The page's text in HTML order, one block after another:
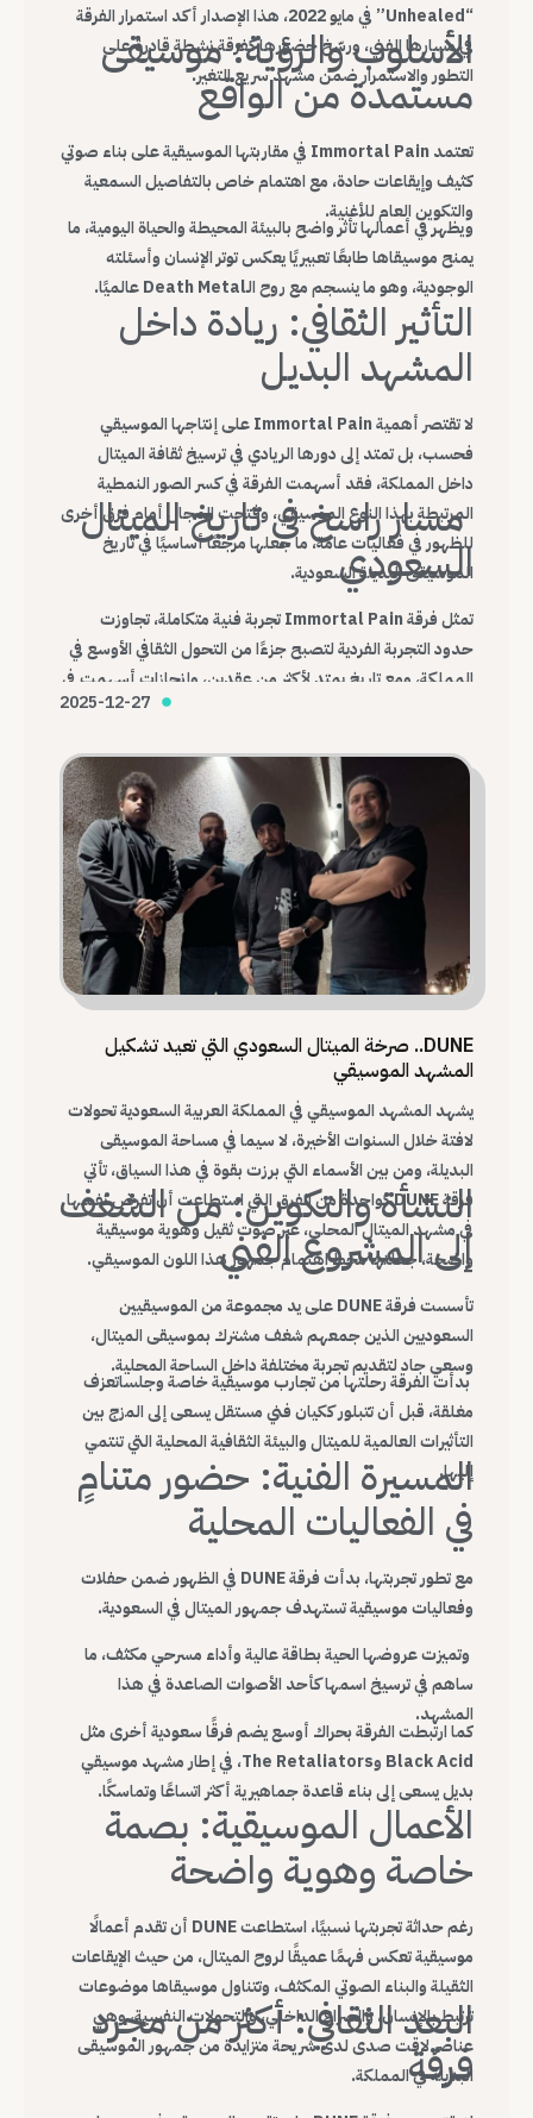
“Unhealed” في مايو 2022، هذا الإصدار أكد استمرار الفرقة
في مسارها الفني، ورسّخ حضورها كفرقة نشطة قادرة على
التطور والاستمرار ضمن مشهد سريع التغير.
الأسلوب والرؤية: موسيقى
مستمدة من الواقع
تعتمد Immortal Pain في مقاربتها الموسيقية على بناء صوتي
كثيف وإيقاعات حادة، مع اهتمام خاص بالتفاصيل السمعية
والتكوين العام للأغنية.
ويظهر في أعمالها تأثر واضح بالبيئة المحيطة والحياة اليومية، ما
يمنح موسيقاها طابعًا تعبيريًا يعكس توتر الإنسان وأسئلته
الوجودية، وهو ما ينسجم مع روح الـDeath Metal عالميًا.
التأثير الثقافي: ريادة داخل
المشهد البديل
لا تقتصر أهمية Immortal Pain على إنتاجها الموسيقي
فحسب، بل تمتد إلى دورها الريادي في ترسيخ ثقافة الميتال
داخل المملكة، فقد أسهمت الفرقة في كسر الصور النمطية
المرتبطة بهذا النوع الموسيقي، وفتحت المجال أمام فرق أخرى
للظهور في فعاليات عامة، ما جعلها مرجعًا أساسيًا في تاريخ
الموسيقى البديلة السعودية.
مسار راسخ في تاريخ الميتال
السعودي
تمثل فرقة Immortal Pain تجربة فنية متكاملة، تجاوزت
حدود التجربة الفردية لتصبح جزءًا من التحول الثقافي الأوسع في
المملكة، ومع تاريخ يمتد لأكثر من عقدين، وإنجازات أسهمت في
تغيير شكل المشهد، تظل Immortal Pain واحدة من أهم
2025-12-27
DUNE.. صرخة الميتال السعودي التي تعيد تشكيل
المشهد الموسيقي
يشهد المشهد الموسيقي في المملكة العربية السعودية تحولات
لافتة خلال السنوات الأخيرة، لا سيما في مساحة الموسيقى
البديلة، ومن بين الأسماء التي برزت بقوة في هذا السياق، تأتي
فرقة DUNE كواحدة من الفرق التي استطاعت أن تفرض نفسها
في مشهد الميتال المحلي، عبر صوت ثقيل وهوية موسيقية
واضحة، جعلتها محط اهتمام جمهور هذا اللون الموسيقي.
النشأة والتكوين: من الشغف
إلى المشروع الفني
تأسست فرقة DUNE على يد مجموعة من الموسيقيين
السعوديين الذين جمعهم شغف مشترك بموسيقى الميتال،
وسعي جاد لتقديم تجربة مختلفة داخل الساحة المحلية.
بدأت الفرقة رحلتها من تجارب موسيقية خاصة وجلساتعزف
مغلقة، قبل أن تتبلور ككيان فني مستقل يسعى إلى المزج بين
التأثيرات العالمية للميتال والبيئة الثقافية المحلية التي تنتمي
إليها.
المسيرة الفنية: حضور متنامٍ
في الفعاليات المحلية
مع تطور تجربتها، بدأت فرقة DUNE في الظهور ضمن حفلات
وفعاليات موسيقية تستهدف جمهور الميتال في السعودية.
وتميزت عروضها الحية بطاقة عالية وأداء مسرحي مكثف، ما
ساهم في ترسيخ اسمها كأحد الأصوات الصاعدة في هذا
المشهد.
كما ارتبطت الفرقة بحراك أوسع يضم فرقًا سعودية أخرى مثل
Black Acid وThe Retaliators، في إطار مشهد موسيقي
بديل يسعى إلى بناء قاعدة جماهيرية أكثر اتساعًا وتماسكًا.
الأعمال الموسيقية: بصمة
خاصة وهوية واضحة
رغم حداثة تجربتها نسبيًا، استطاعت DUNE أن تقدم أعمالًا
موسيقية تعكس فهمًا عميقًا لروح الميتال، من حيث الإيقاعات
الثقيلة والبناء الصوتي المكثف، وتتناول موسيقاها موضوعات
ترتبط بالإنسان، والصراع الداخلي، والتحولات النفسية، وهي
عناصر لاقت صدى لدى شريحة متزايدة من جمهور الموسيقى
البديلة في المملكة.
البعد الثقافي: أكثر من مجرد
فرقة